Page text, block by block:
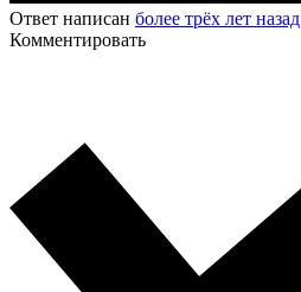
Ответ написан более трёх лет назад
Комментировать